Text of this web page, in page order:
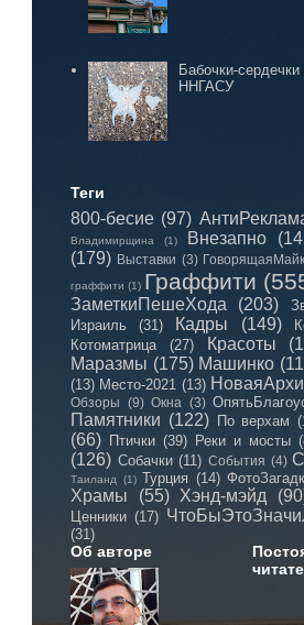
Бабочки-сердечки
ННГАСУ
Теги
800-бесие (97)
Владимирщина (1) Внезапно
(179) Выставки (3)
граффити (1) Граффити
ЗаметкиПешеХода (203)
Израиль
(31) Кадры (149)
Котоматрица
(27) Красоты
Маразмы (175) Машинко
(13) Место-2021 (13)
Обзоры (9) Окна (3)
Памятники (122) По верхам
(66) Птички (39) Реки и мосты
(126) Собачки (11) События (4)
Таиланд (1) Турция (14)
Храмы (55) Хэнд-мэйд
Ценники (17)
(31)
Об авторе